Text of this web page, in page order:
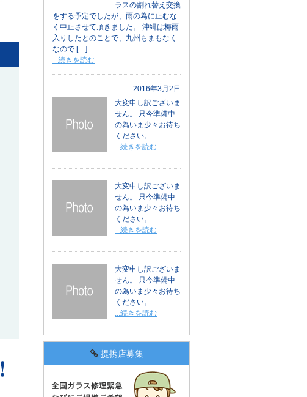
ラスの割れ替え交換
をする予定でしたが、雨の為に止むな
く中止させて頂きました。 沖縄は梅雨
入りしたとのことで、九州もまもなく
なので […]
...続きを読む
2016年3月2日
大変申し訳ございま
せん。 只今準備中
の為いま少々お待ち
ください。
...続きを読む
大変申し訳ございま
せん。 只今準備中
の為いま少々お待ち
ください。
...続きを読む
大変申し訳ございま
せん。 只今準備中
の為いま少々お待ち
ください。
...続きを読む
提携店募集